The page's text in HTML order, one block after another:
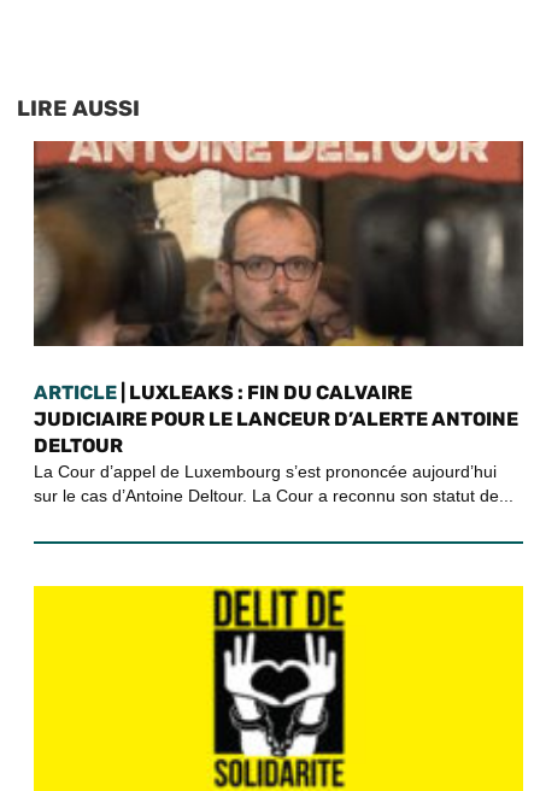
LIRE AUSSI
ARTICLE | LUXLEAKS : FIN DU CALVAIRE
JUDICIAIRE POUR LE LANCEUR D’ALERTE ANTOINE
DELTOUR
La Cour d’appel de Luxembourg s’est prononcée aujourd’hui
sur le cas d’Antoine Deltour. La Cour a reconnu son statut de...